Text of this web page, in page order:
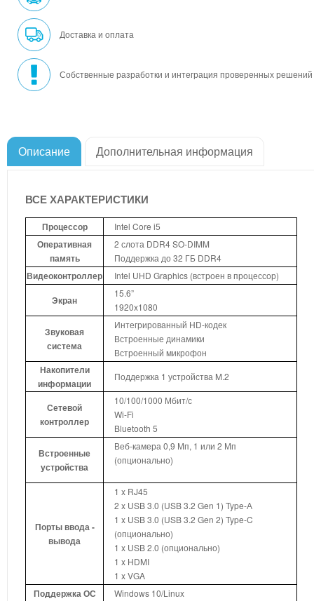
Доставка и оплата
Собственные разработки и интеграция проверенных решений
Описание Дополнительная информация
ВСЕ ХАРАКТЕРИСТИКИ
Процессор Intel Core i5
Оперативная
память
2 слота DDR4 SO-DIMM
Поддержка до 32 ГБ DDR4
Видеоконтроллер Intel UHD Graphics (встроен в процессор)
Экран
15.6”
1920x1080
Звуковая
система
Интегрированный HD-кодек
Встроенные динамики
Встроенный микрофон
Накопители
информации
Поддержка 1 устройства M.2
Сетевой
контроллер
10/100/1000 Мбит/с
Wi-Fi
Bluetooth 5
Встроенные
устройства
Веб-камера 0,9 Мп, 1 или 2 Мп
(опционально)
Порты ввода -
вывода
1 x RJ45
2 x USB 3.0 (USB 3.2 Gen 1) Type-А
1 x USB 3.0 (USB 3.2 Gen 2) Type-C
(опционально)
1 x USB 2.0 (опционально)
1 x HDMI
1 x VGA
Поддержка ОС Windows 10/Linux